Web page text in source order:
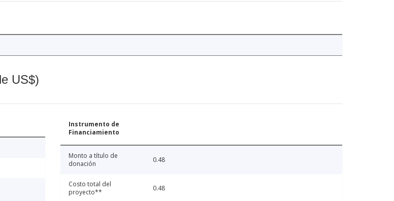
US$)
Instrumento de
Financiamiento
Monto a título de
donación
0.48
Costo total del
proyecto**
0.48